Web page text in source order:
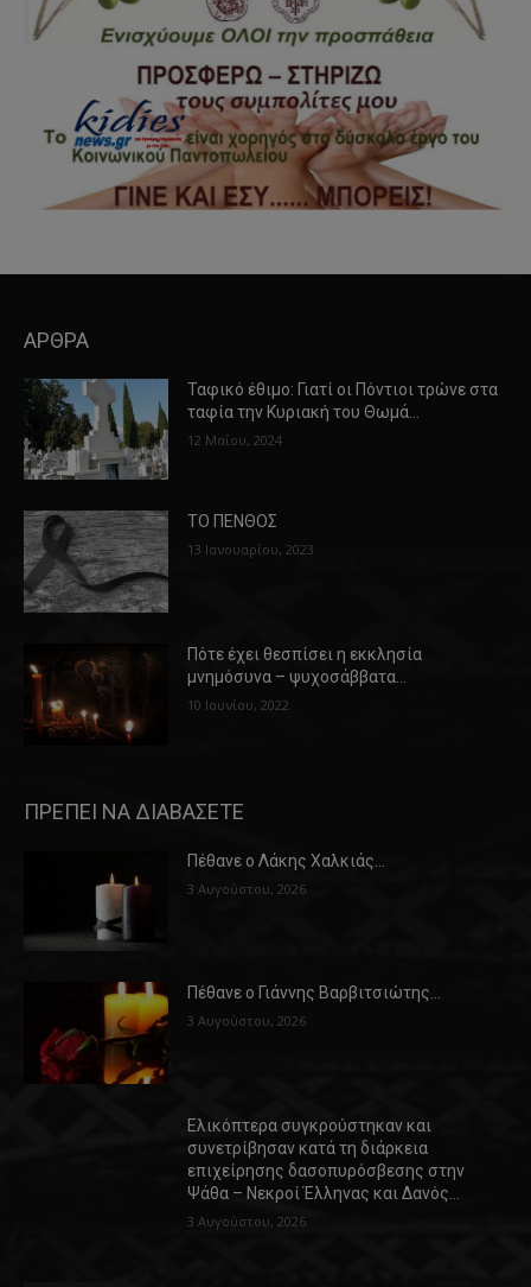
ΑΡΘΡΑ
Ταφικό έθιμο: Γιατί οι Πόντιοι τρώνε στα
ταφία την Κυριακή του Θωμά…
12 Μαΐου, 2024
ΤΟ ΠΕΝΘΟΣ
13 Ιανουαρίου, 2023
Πότε έχει θεσπίσει η εκκλησία
μνημόσυνα – ψυχοσάββατα…
10 Ιουνίου, 2022
ΠΡΕΠΕΙ ΝΑ ΔΙΑΒΑΣΕΤΕ
Πέθανε ο Λάκης Χαλκιάς…
3 Αυγούστου, 2026
Πέθανε ο Γιάννης Βαρβιτσιώτης…
3 Αυγούστου, 2026
Ελικόπτερα συγκρούστηκαν και
συνετρίβησαν κατά τη διάρκεια
επιχείρησης δασοπυρόσβεσης στην
Ψάθα – Νεκροί Έλληνας και Δανός…
3 Αυγούστου, 2026